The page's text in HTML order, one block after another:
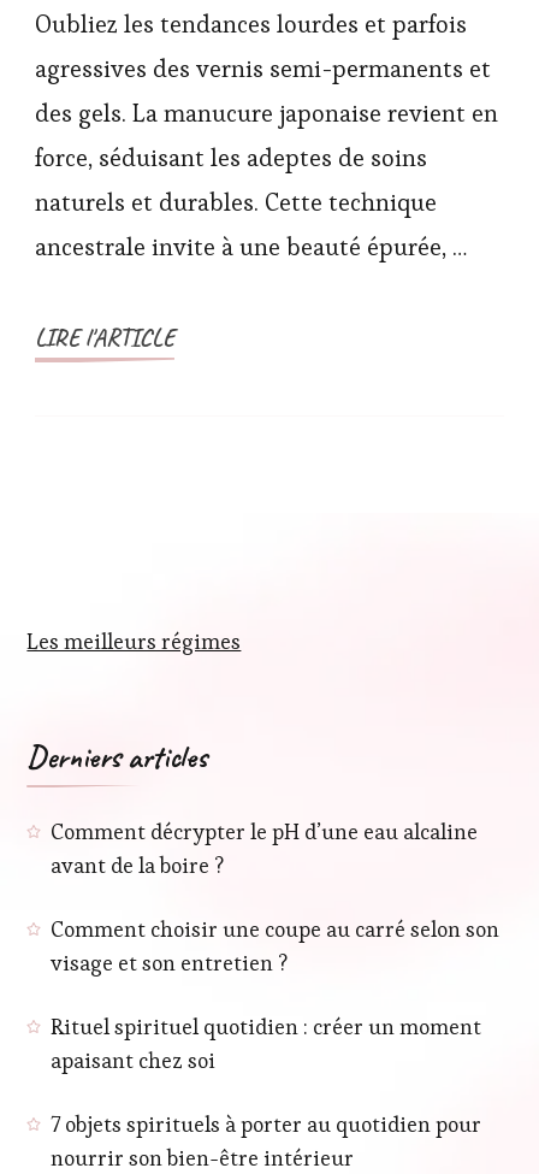
Oubliez les tendances lourdes et parfois
agressives des vernis semi-permanents et
des gels. La manucure japonaise revient en
force, séduisant les adeptes de soins
naturels et durables. Cette technique
ancestrale invite à une beauté épurée, …
LIRE l'ARTICLE
Les meilleurs régimes
Derniers articles
Comment décrypter le pH d’une eau alcaline
avant de la boire ?
Comment choisir une coupe au carré selon son
visage et son entretien ?
Rituel spirituel quotidien : créer un moment
apaisant chez soi
7 objets spirituels à porter au quotidien pour
nourrir son bien-être intérieur